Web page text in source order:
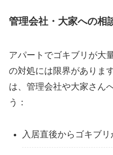
管理会社・大家への相
アパートでゴキブリが大
の対処には限界がありま
は、管理会社や大家さん
う：
入居直後からゴキブ